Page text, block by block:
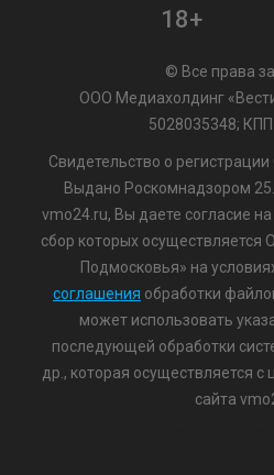
18+
© Все права
ООО Медиахолдинг
5028035348;
Свидетельство о
Выдано Роскомнадзором
vmo24.ru, Вы даете согласие
сбор которых
Подмосковья» на
соглашения обработки
может использовать
последующей обработки
др., которая осуществляется
сайта